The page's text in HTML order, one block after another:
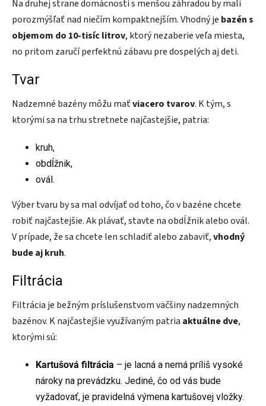
Na druhej strane domácnosti s menšou záhradou by mali
porozmýšľať nad niečím kompaktnejším. Vhodný je bazén s
objemom do 10-tisíc litrov, ktorý nezaberie veľa miesta,
no pritom zaručí perfektnú zábavu pre dospelých aj deti.
Tvar
Nadzemné bazény môžu maťviacero tvarov. K tým, s
ktorými sa na trhu stretnete najčastejšie, patria:
kruh,
obdĺžnik,
ovál.
Výber tvaru by sa mal odvíjať od toho, čo v bazéne chcete
robiť najčastejšie. Ak plávať, stavte na obdĺžnik alebo ovál.
V prípade, že sa chcete len schladiť alebo zabaviť,vhodný
bude aj kruh.
Filtrácia
Filtrácia je bežným príslušenstvom väčšiny nadzemných
bazénov. K najčastejšie využívaným patria aktuálne dve,
ktorými sú:
Kartušová filtrácia – je lacná a nemá príliš vysoké
nároky na prevádzku. Jediné, čo od vás bude
vyžadovať, je pravidelná výmena kartušovej vložky.